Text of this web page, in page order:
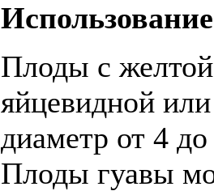
Плоды с
яйцевидной
диаметр от 4
Плоды гуавы